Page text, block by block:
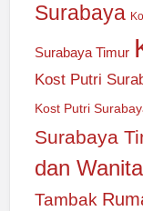
Surabaya
Surabaya Timur
Kost Putri
Kost Putri
Surabaya
dan Wanita
Tambak